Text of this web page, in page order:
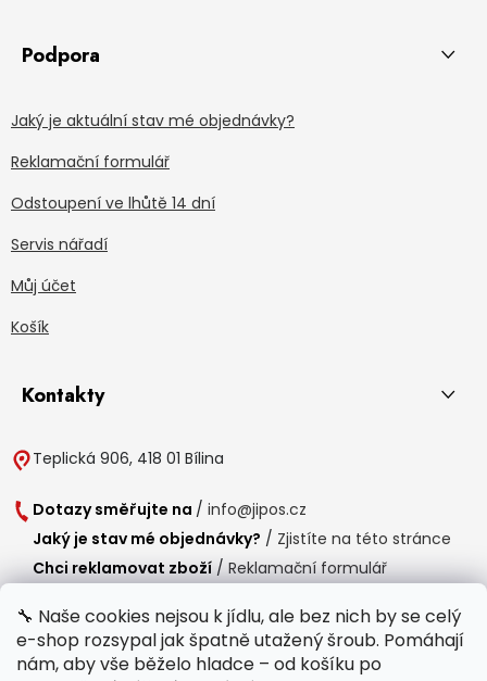
🔧 Naše cookies nejsou k jídlu, ale bez nich by se celý
e-shop rozsypal jak špatně utažený šroub. Pomáhají
nám, aby vše běželo hladce – od košíku po
Podpora
Jaký je aktuální stav mé objednávky?
Reklamační formulář
Odstoupení ve lhůtě 14 dní
Servis nářadí
Můj účet
Košík
Kontakty
Teplická 906, 418 01 Bílina
Dotazy směřujte na / info@jipos.cz
Jaký je stav mé objednávky? / Zjistíte na této stránce
Chci reklamovat zboží / Reklamační formulář
Provozní doba